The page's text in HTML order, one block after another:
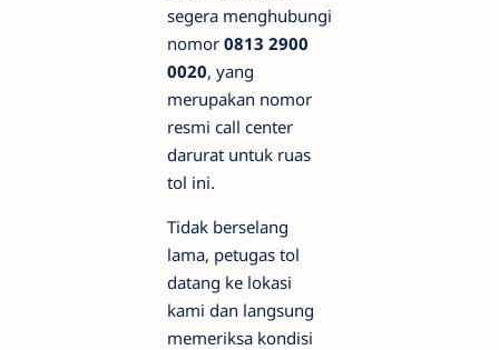
segera menghubungi
nomor 0813 2900
0020, yang
merupakan nomor
resmi call center
darurat untuk ruas
tol ini.
Tidak berselang
lama, petugas tol
datang ke lokasi
kami dan langsung
memeriksa kondisi